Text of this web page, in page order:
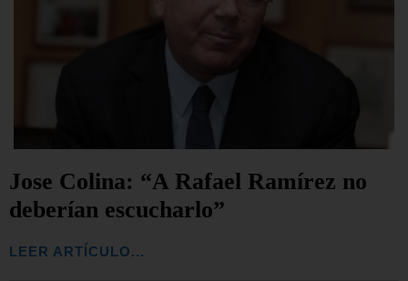
Jose Colina: “A Rafael Ramírez no
deberían escucharlo”
LEER ARTÍCULO...